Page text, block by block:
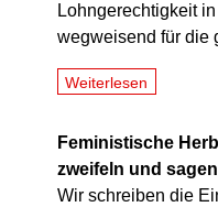
Lohngerechtigkeit
wegweisend für die
Weiterlesen
Feministische
zweifeln und
Wir schreiben die